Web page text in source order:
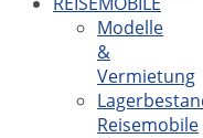
Modelle
&
Vermietung
Reisemobile